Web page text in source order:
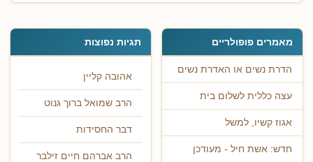
מאמרים פופולריים
הדרת נשים או האדרת נשים
עצה כללית לשלום בית
אגוז קשיו, למשל
חדש: אשת חיל - מעודכן
תגיות נפוצות
אהובה קליין
הרב שמואל ברוך גנוט
דבר החסידות
הרב אברהם חיים זילבר